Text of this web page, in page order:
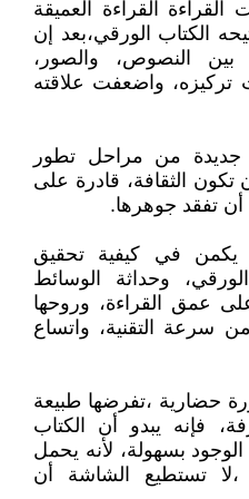
القراءة العميقة
الكتاب الورقي،بعد إن
بين النصوص، والصور،
واضعفت علاقته
جديدة من مراحل تطور
الثقافة، قادرة على
أن تفقد جوهرها.
يكمن في كيفية تحقيق
وحداثة الوسائط
عمق القراءة، وروحها
من سرعة التقنية، واتساع
حضارية ،تفرضها طبيعة
فإنه يبدو أن الكتاب
بسهولة، لأنه يحمل
،لا تستطيع الشاشة أن